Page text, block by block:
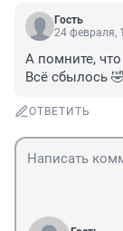
Гость
24 февраля,
А помните,
Всё сбылось 🤣
ОТВЕТИТЬ